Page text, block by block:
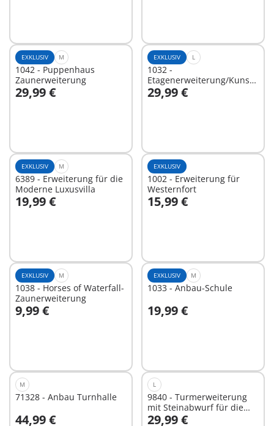
EXKLUSIV M
1042 - Puppenhaus
Zaunerweiterung
29,99 €
In den Warenkorb
EXKLUSIV L
1032 -
Etagenerweiterung/
Schule
29,99 €
In den Warenkorb
EXKLUSIV M
6389 - Erweiterung für die
Moderne Luxusvilla
19,99 €
In den Warenkorb
EXKLUSIV
1002 - Erweiterung für
Westernfort
15,99 €
In den Warenkorb
EXKLUSIV M
1038 - Horses of Waterfall-
Zaunerweiterung
9,99 €
In den Warenkorb
EXKLUSIV M
1033 - Anbau-Schule
19,99 €
In den Warenkorb
M
71328 - Anbau Turnhalle
44,99 €
L
9840 - Turmerweiterung
mit Steinabwurf für die
Große Burg von
29,99 €